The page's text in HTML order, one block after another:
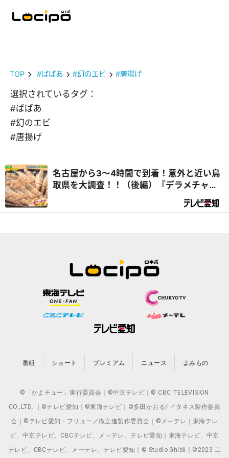
TOP #ばばあ #幻のエビ #唐揚げ
選択されているタグ：
#ばばあ
#幻のエビ
#唐揚げ
名古屋から3～4時間で到着！意外と近い鳥
取県を大調査！！（後編）『デラメチャ気
番組 ショート プレミアム ニュース よみもの
©「かよチュー」実行委員会｜©中京テレビ｜© CBC TELEVISION
CO.,LTD. ｜©テレビ愛知｜©東海テレビ｜©多田かおる/ イタキス製作委員
会｜©テレビ愛知・フリュー／徹之進製作委員会｜©メ～テレ｜東海テレ
ビ、中京テレビ、CBCテレビ、メ～テレ、テレビ愛知｜東海テレビ、中京
テレビ、CBCテレビ、メ〜テレ、テレビ愛知｜© Studio Ghibli｜©2023 二